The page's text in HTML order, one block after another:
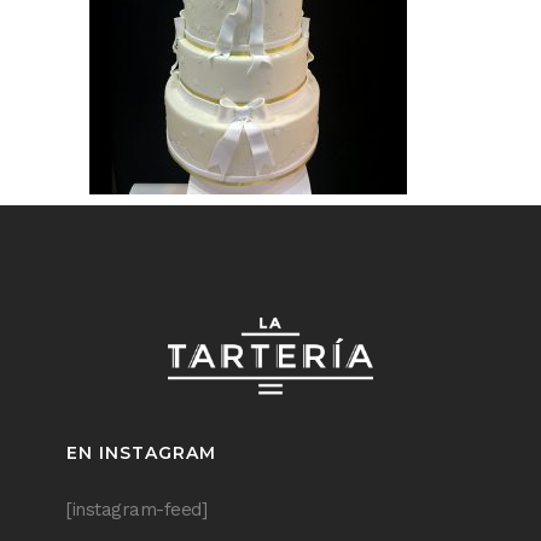
EN INSTAGRAM
[instagram-feed]